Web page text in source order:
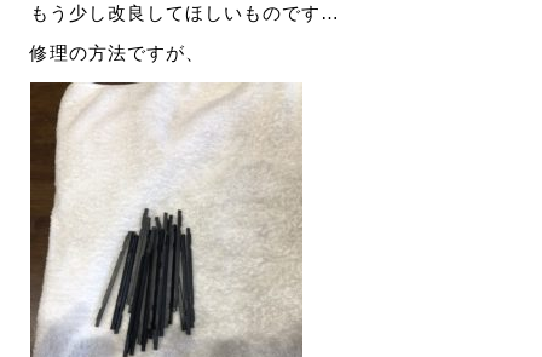
もう少し改良してほしいものです…
修理の方法ですが、